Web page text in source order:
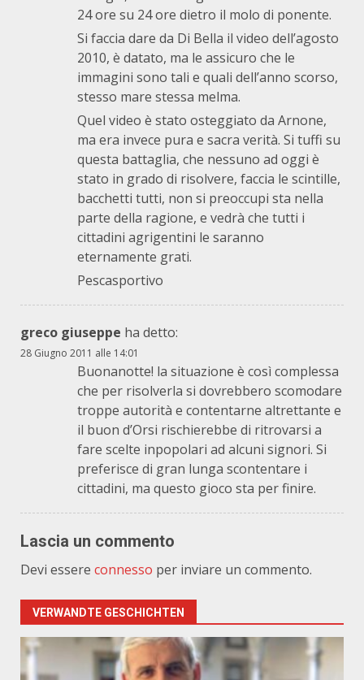
24 ore su 24 ore dietro il molo di ponente.
Si faccia dare da Di Bella il video dell’agosto
2010, è datato, ma le assicuro che le
immagini sono tali e quali dell’anno scorso,
stesso mare stessa melma.
Quel video è stato osteggiato da Arnone,
ma era invece pura e sacra verità. Si tuffi su
questa battaglia, che nessuno ad oggi è
stato in grado di risolvere, faccia le scintille,
bacchetti tutti, non si preoccupi sta nella
parte della ragione, e vedrà che tutti i
cittadini agrigentini le saranno
eternamente grati.
Pescasportivo
greco giuseppe ha detto:
28 Giugno 2011 alle 14:01
Buonanotte! la situazione è così complessa
che per risolverla si dovrebbero scomodare
troppe autorità e contentarne altrettante e
il buon d’Orsi rischierebbe di ritrovarsi a
fare scelte inpopolari ad alcuni signori. Si
preferisce di gran lunga scontentare i
cittadini, ma questo gioco sta per finire.
Lascia un commento
Devi essere connesso per inviare un commento.
VERWANDTE GESCHICHTEN